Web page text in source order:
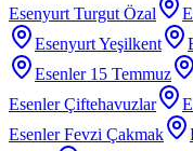
Esenyurt Turgut Özal
Esenyurt Yeşilkent
Esenler 15 Temmuz
Esenler Çiftehavuzlar
Esenler Fevzi Çakmak